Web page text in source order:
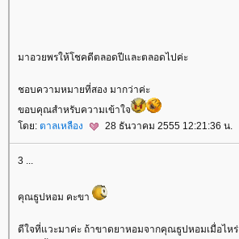
มาอวยพรให้โชคดีตลอดปีและตลอดไปค่ะ
ชอบความหมายที่สอง มากว่าค่ะ
ขอบคุณสำหรับความเข้าใจ
ดย: ตาลเหลือง 28 ธันวาคม 2555 12:21:36 น.
3 ...
คุณธูปหอม คะขา
ดีใจที่แวะมาค่ะ ถ้าขาดยาหอมจากคุณธูปหอมเมื่อไหร่